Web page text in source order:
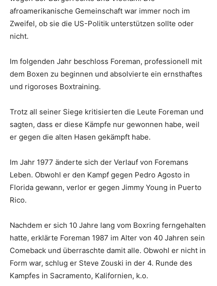
afroamerikanische Gemeinschaft war immer noch im
Zweifel, ob sie die US-Politik unterstützen sollte oder
nicht.
Im folgenden Jahr beschloss Foreman, professionell mit
dem Boxen zu beginnen und absolvierte ein ernsthaftes
und rigoroses Boxtraining.
Trotz all seiner Siege kritisierten die Leute Foreman und
sagten, dass er diese Kämpfe nur gewonnen habe, weil
er gegen die alten Hasen gekämpft habe.
Im Jahr 1977 änderte sich der Verlauf von Foremans
Leben. Obwohl er den Kampf gegen Pedro Agosto in
Florida gewann, verlor er gegen Jimmy Young in Puerto
Rico.
Nachdem er sich 10 Jahre lang vom Boxring ferngehalten
hatte, erklärte Foreman 1987 im Alter von 40 Jahren sein
Comeback und überraschte damit alle. Obwohl er nicht in
Form war, schlug er Steve Zouski in der 4. Runde des
Kampfes in Sacramento, Kalifornien, k.o.